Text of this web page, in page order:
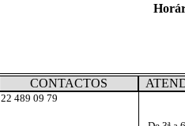
CONTACTOS
22 489 09 79